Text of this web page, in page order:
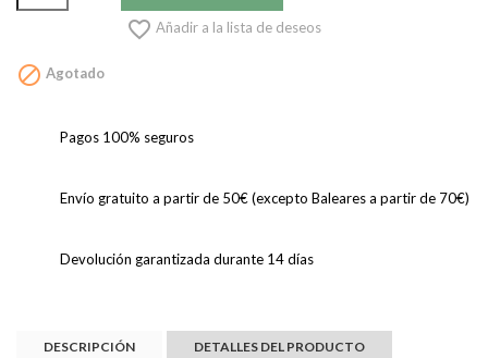
 Añadir a la lista de deseos
 Agotado
Pagos 100% seguros
Envío gratuito a partir de 50€ (excepto Baleares a partir de 70€)
Devolución garantizada durante 14 días
DESCRIPCIÓN
DETALLES DEL PRODUCTO